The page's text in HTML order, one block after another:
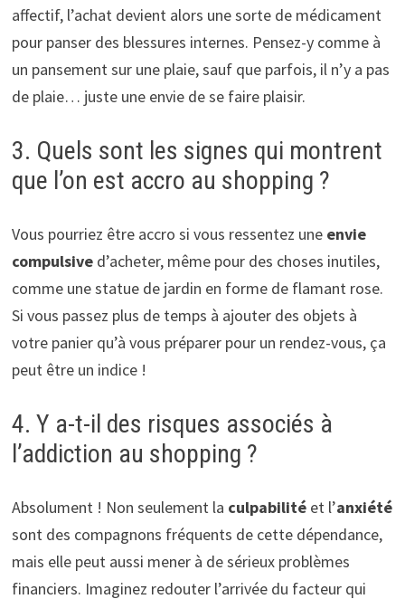
affectif, l’achat devient alors une sorte de médicament
pour panser des blessures internes. Pensez-y comme à
un pansement sur une plaie, sauf que parfois, il n’y a pas
de plaie… juste une envie de se faire plaisir.
3. Quels sont les signes qui montrent
que l’on est accro au shopping ?
Vous pourriez être accro si vous ressentez une envie
compulsived’acheter, même pour des choses inutiles,
comme une statue de jardin en forme de flamant rose.
Si vous passez plus de temps à ajouter des objets à
votre panier qu’à vous préparer pour un rendez-vous, ça
peut être un indice !
4. Y a-t-il des risques associés à
l’addiction au shopping ?
Absolument ! Non seulement la culpabilitéet l’anxiété
sont des compagnons fréquents de cette dépendance,
mais elle peut aussi mener à de sérieux problèmes
financiers. Imaginez redouter l’arrivée du facteur qui